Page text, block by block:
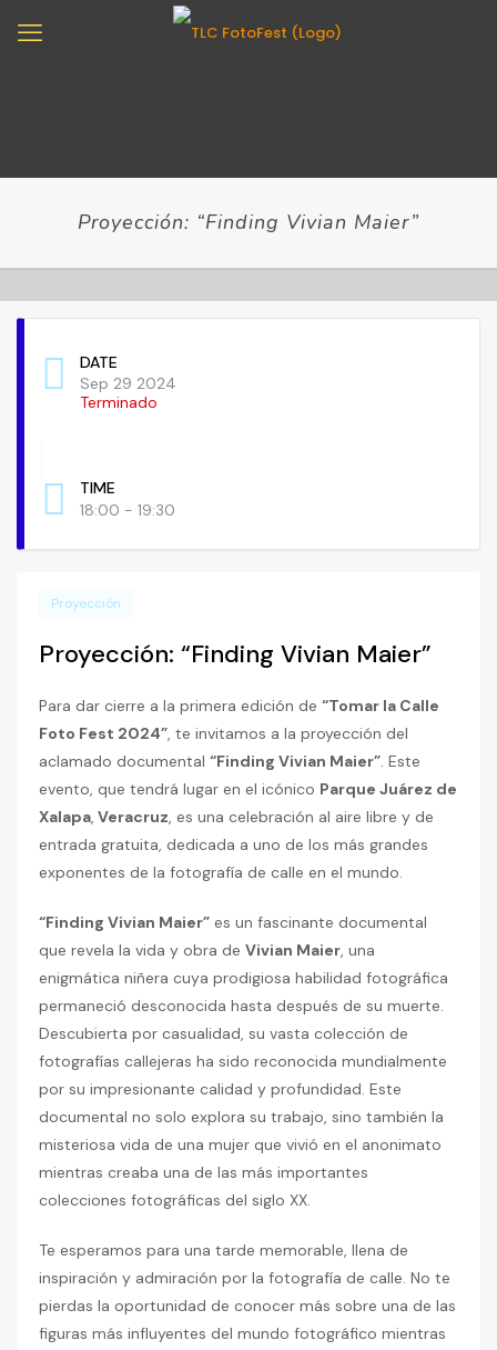
Proyección: “Finding Vivian Maier”
DATE
Sep 29 2024
Terminado
TIME
18:00 - 19:30
Proyección
Proyección: “Finding Vivian Maier”
Para dar cierre a la primera edición de “Tomar la Calle
Foto Fest 2024”, te invitamos a la proyección del
aclamado documental “Finding Vivian Maier”. Este
evento, que tendrá lugar en el icónico Parque Juárez de
Xalapa, Veracruz, es una celebración al aire libre y de
entrada gratuita, dedicada a uno de los más grandes
exponentes de la fotografía de calle en el mundo.
“Finding Vivian Maier” es un fascinante documental
que revela la vida y obra de Vivian Maier, una
enigmática niñera cuya prodigiosa habilidad fotográfica
permaneció desconocida hasta después de su muerte.
Descubierta por casualidad, su vasta colección de
fotografías callejeras ha sido reconocida mundialmente
por su impresionante calidad y profundidad. Este
documental no solo explora su trabajo, sino también la
misteriosa vida de una mujer que vivió en el anonimato
mientras creaba una de las más importantes
colecciones fotográficas del siglo XX.
Te esperamos para una tarde memorable, llena de
inspiración y admiración por la fotografía de calle. No te
pierdas la oportunidad de conocer más sobre una de las
figuras más influyentes del mundo fotográfico mientras